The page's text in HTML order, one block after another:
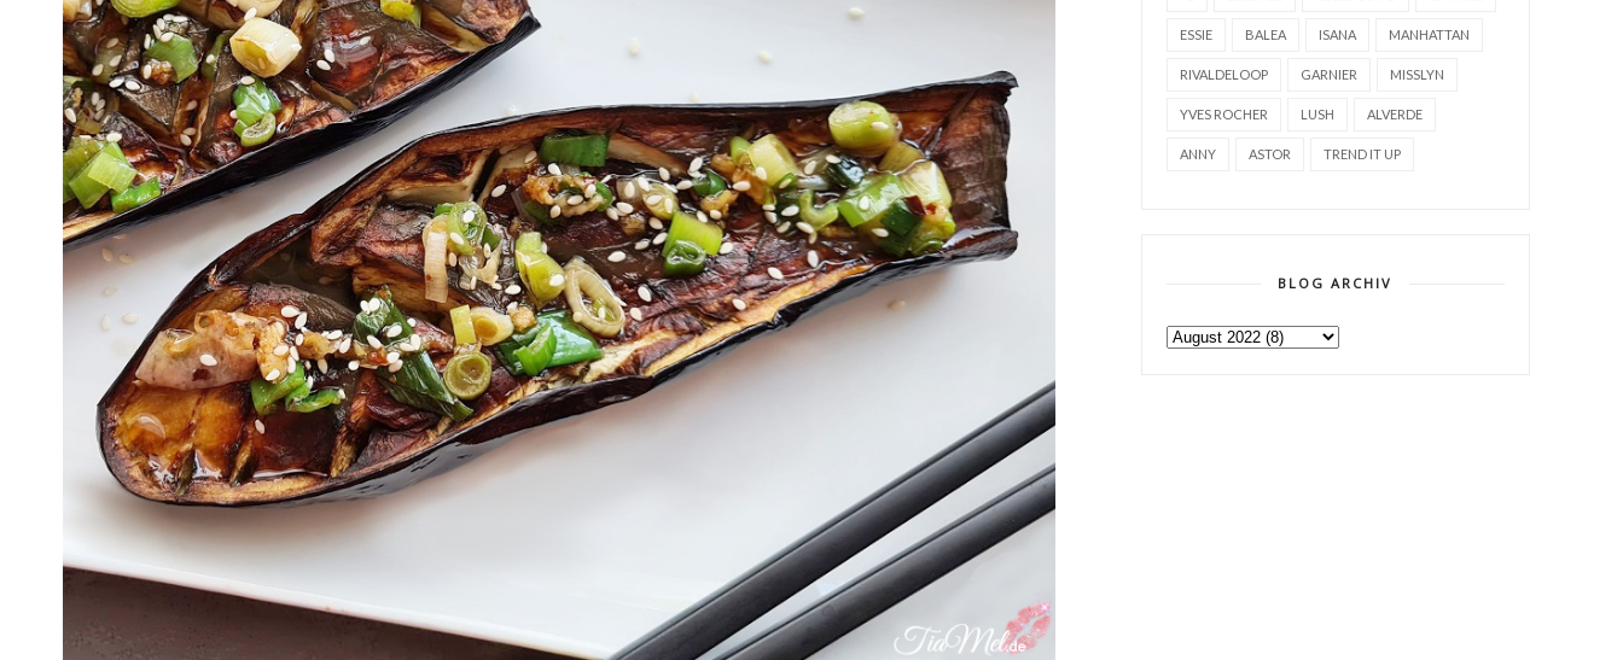
ESSIE BALEA ISANA MANHATTAN
RIVALDELOOP GARNIER MISSLYN
YVES ROCHER LUSH ALVERDE
ANNY ASTOR TREND IT UP
BLOG ARCHIV